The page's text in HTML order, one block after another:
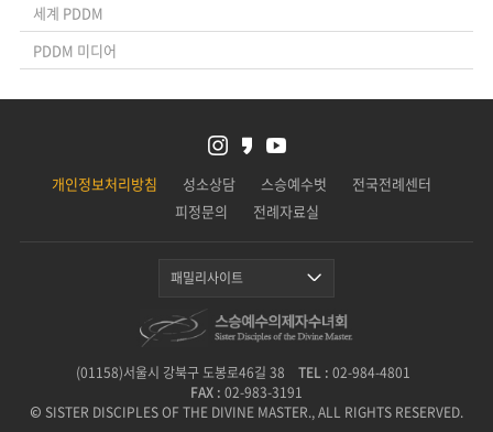
세계 PDDM
PDDM 미디어
개인정보처리방침 성소상담 스승예수벗
전국전례센터
피정문의
전례자료실
패밀리사이트
(01158)서울시 강북구 도봉로46길 38 TEL : 02-984-4801
FAX : 02-983-3191
© SISTER DISCIPLES OF THE DIVINE MASTER., ALL RIGHTS RESERVED.